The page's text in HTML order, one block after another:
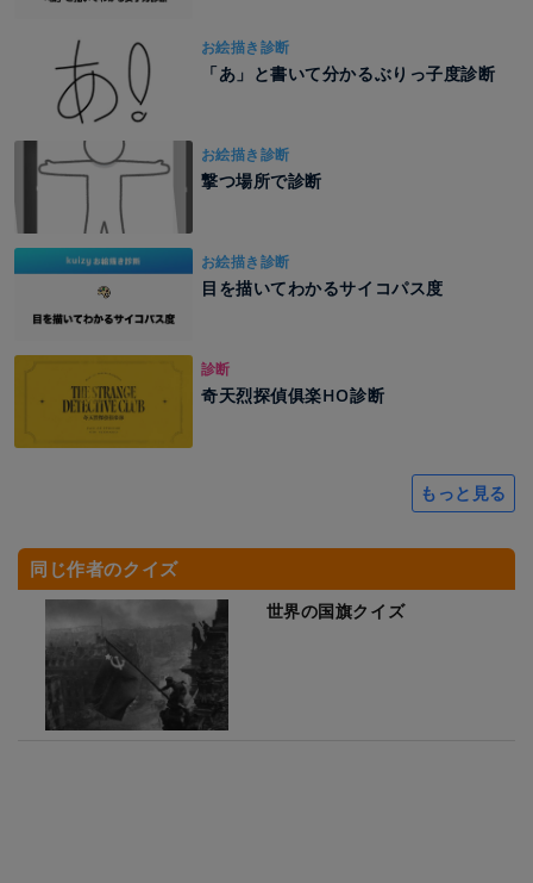
お絵描き診断
「あ」と書いて分かるぶりっ子度診断
お絵描き診断
撃つ場所で診断
お絵描き診断
目を描いてわかるサイコパス度
診断
奇天烈探偵俱楽HO診断
もっと見る
同じ作者のクイズ
世界の国旗クイズ